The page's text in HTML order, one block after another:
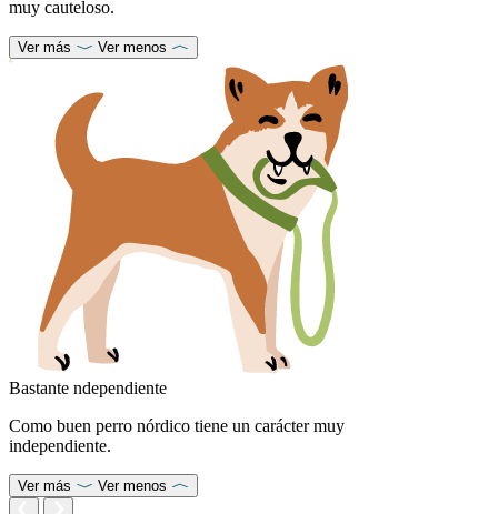
muy cauteloso.
Ver más Ver menos
Bastante ndependiente
Como buen perro nórdico tiene un carácter muy
independiente.
Ver más Ver menos